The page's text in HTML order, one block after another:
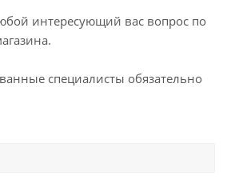
интересующий вас вопрос по
специалисты обязательно